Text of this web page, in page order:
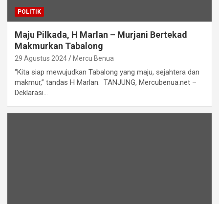
POLITIK
Maju Pilkada, H Marlan – Murjani Bertekad
Makmurkan Tabalong
29 Agustus 2024 Mercu Benua
“Kita siap mewujudkan Tabalong yang maju, sejahtera dan
makmur,” tandas H Marlan. TANJUNG, Mercubenua.net –
Deklarasi…